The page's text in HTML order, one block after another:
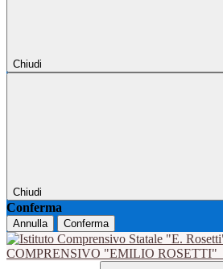
Chiudi
Chiudi
Conferma
Annulla Conferma
COMPRENSIVO "EMILIO ROSETTI"